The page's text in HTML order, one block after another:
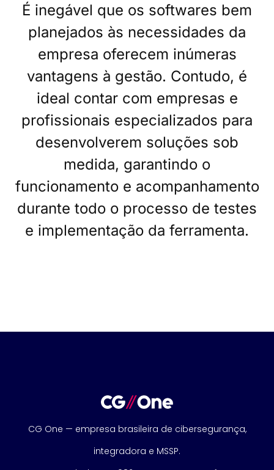
É inegável que os softwares bem
planejados às necessidades da
empresa oferecem inúmeras
vantagens à gestão. Contudo, é
ideal contar com empresas e
profissionais especializados para
desenvolverem soluções sob
medida, garantindo o
funcionamento e acompanhamento
durante todo o processo de testes
e implementação da ferramenta.
CG One — empresa brasileira de cibersegurança,
integradora e MSSP.